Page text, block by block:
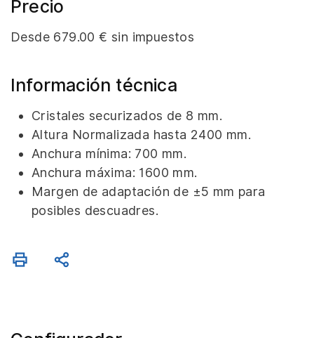
Precio
Desde 679.00 € sin impuestos
Información técnica
Cristales securizados de 8 mm.
Altura Normalizada hasta 2400 mm.
Anchura mínima: 700 mm.
Anchura máxima: 1600 mm.
Margen de adaptación de ±5 mm para
posibles descuadres.